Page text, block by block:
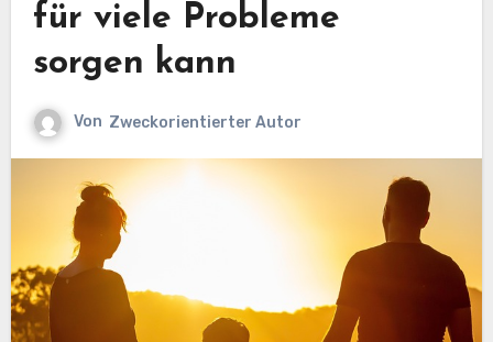
für viele Probleme
sorgen kann
Von Zweckorientierter Autor